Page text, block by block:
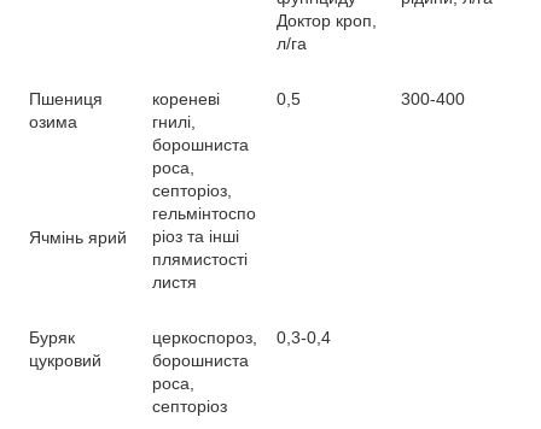
Доктор кроп,
л/га
Пшениця
озима
кореневі
гнилі,
борошниста
роса,
септоріоз,
гельмінтоспо
ріоз та інші
плямистості
листя
0,5 300-400
Ячмінь ярий
Буряк
цукровий
церкоспороз,
борошниста
роса,
септоріоз
0,3-0,4